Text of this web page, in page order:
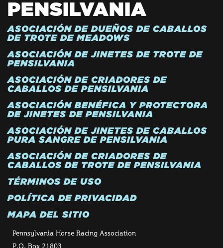
PENSILVANIA
ASOCIACIÓN DE DUEÑOS DE CABALLOS
DE TROTE DE MEADOWS
ASOCIACIÓN DE JINETES DE TROTE DE
PENSILVANIA
ASOCIACIÓN DE CRIADORES DE
CABALLOS DE PENSILVANIA
ASOCIACIÓN BENÉFICA Y PROTECTORA
DE JINETES DE PENSILVANIA
ASOCIACIÓN DE JINETES DE CABALLOS
PURA SANGRE DE PENSILVANIA
ASOCIACIÓN DE CRIADORES DE
CABALLOS DE TROTE DE PENSILVANIA
TÉRMINOS DE USO
POLÍTICA DE PRIVACIDAD
MAPA DEL SITIO
Pennsylvania Horse Racing Association
P.O. Box 21803